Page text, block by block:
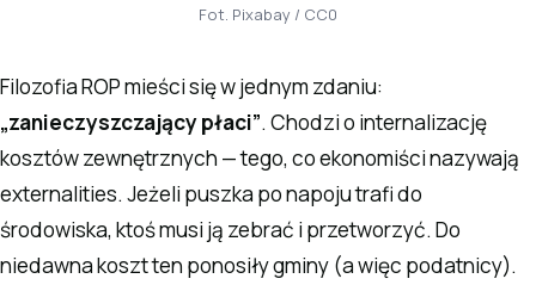
Fot. Pixabay / CC0
Filozofia ROP mieści się w jednym zdaniu:
„zanieczyszczający płaci”. Chodzi o internalizację
kosztów zewnętrznych — tego, co ekonomiści nazywają
externalities. Jeżeli puszka po napoju trafi do
środowiska, ktoś musi ją zebrać i przetworzyć. Do
niedawna koszt ten ponosiły gminy (a więc podatnicy).